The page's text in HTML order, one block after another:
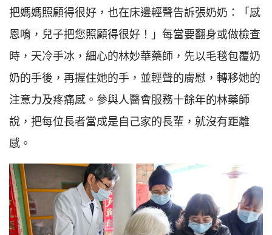
把媽媽照顧得很好，也在床邊輕聲告訴張奶奶：「感
恩唷，兒子把您照顧得很好！」每當要翻身或做檢查
時，天冷手冰，細心的林妙華藥師，先以毛毯包覆奶
奶的手後，再握住她的手，並輕聲的膚慰，轉移她的
注意力及疼痛感。參與人醫會服務十餘年的林藥師
說，把每位長者當成是自己家的長輩，就沒有距離
感。